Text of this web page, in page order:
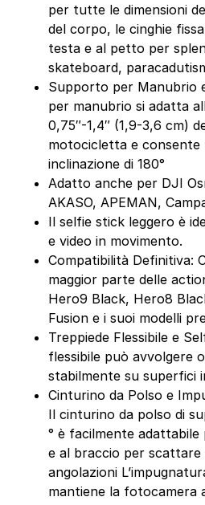
per tutte le dimensioni
del corpo, le cinghie
testa e al petto per
skateboard,
Supporto per Manubrio
per manubrio si adatta
0,75″-1,4″ (1,9-3,6 cm)
motocicletta e consente
inclinazione di 180°
Adatto anche per DJI
AKASO, APEMAN,
Il selfie stick leggero è
e video in movimento.
Compatibilità Definitiva:
maggior parte delle
Hero9 Black, Hero8
Fusion e i suoi modelli
Treppiede Flessibile e
flessibile può avvolgere
stabilmente su superfici
Cinturino da Polso e
Il cinturino da polso di
° è facilmente
e al braccio per
angolazioni
mantiene la fotocamera